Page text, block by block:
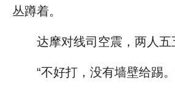
丛蹲着。
达摩对线司空震，两人五
“不好打，没有墙壁给踢。